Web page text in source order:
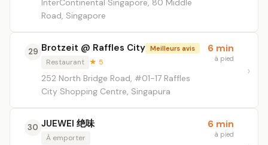
InterContinental Singapore, 80 Middle
Road, Singapore
29 Brotzeit @ Raffles City Meilleurs avis
Restaurant ★ 5
252 North Bridge Road, #01-17 Raffles
City Shopping Centre, Singapura
6 min
à pied
30 JUEWEI 绝味
À emporter
6 min
à pied